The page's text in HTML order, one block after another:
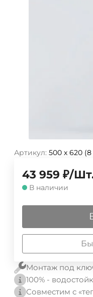
Артикул: 500 х 620
43 959 ₽/
В наличии
Монтаж под
100% -
Совместим с